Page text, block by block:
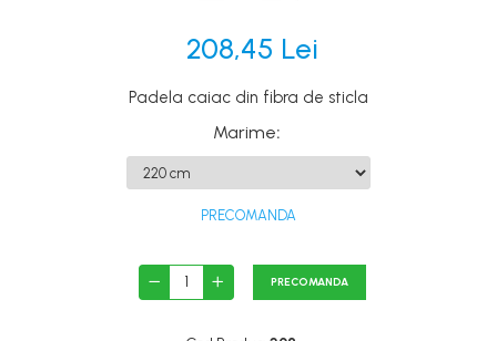
Padele și pagăi
Padele de tură și de mare
Costume neopren
208,45 Lei
Padela caiac din fibra de sticla
Marime:
PRECOMANDA
PRECOMANDA